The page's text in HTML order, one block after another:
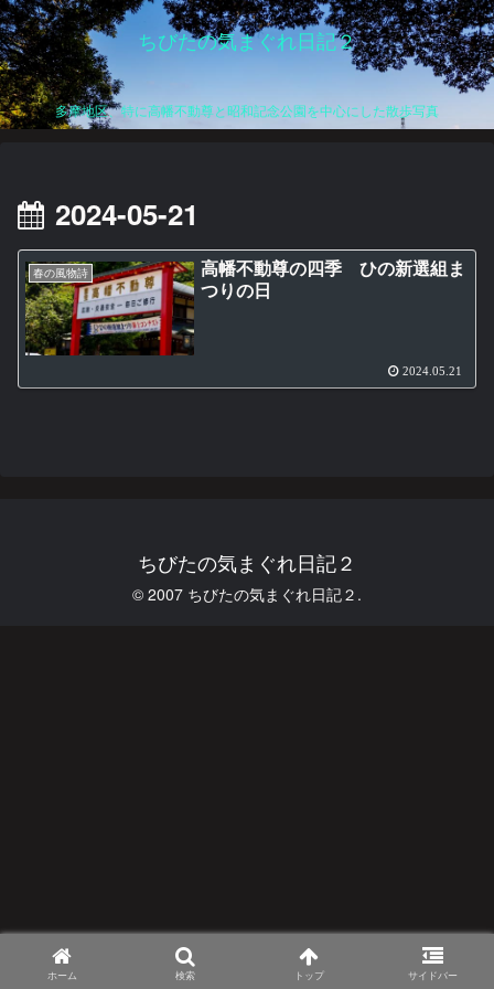
ちびたの気まぐれ日記２
多摩地区、特に高幡不動尊と昭和記念公園を中心にした散歩写真
2024-05-21
春の風物詩
高幡不動尊の四季 ひの新選組ま
つりの日
2024.05.21
ちびたの気まぐれ日記２
© 2007 ちびたの気まぐれ日記２.
ホーム 検索 トップ サイドバー